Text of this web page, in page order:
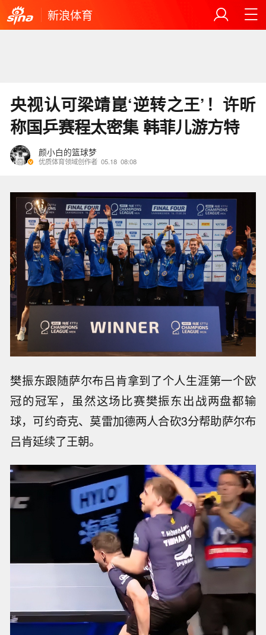
新浪体育
央视认可梁靖崑‘逆转之王’！许昕
称国乒赛程太密集 韩菲儿游方特
颜小白的篮球梦
优质体育领域创作者 05.18 08:08
樊振东跟随萨尔布吕肯拿到了个人生涯第一个欧
冠的冠军，虽然这场比赛樊振东出战两盘都输
球，可约奇克、莫雷加德两人合砍3分帮助萨尔布
吕肯延续了王朝。